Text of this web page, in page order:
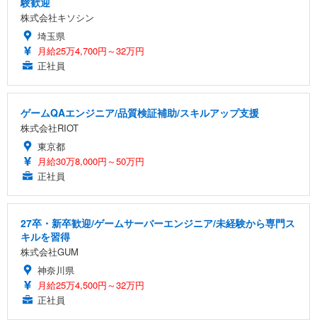
株式会社キソシン
埼玉県
月給25万4,700円～32万円
正社員
ゲームQAエンジニア/品質検証補助/スキルアップ支援
株式会社RIOT
東京都
月給30万8,000円～50万円
正社員
27卒・新卒歓迎/ゲームサーバーエンジニア/未経験から専門ス
キルを習得
株式会社GUM
神奈川県
月給25万4,500円～32万円
正社員